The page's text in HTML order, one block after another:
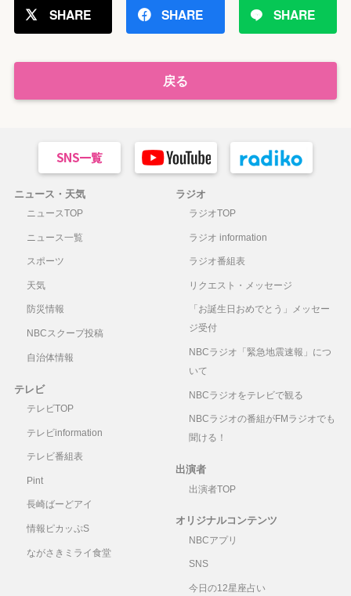
SHARE SHARE SHARE
戻る
ニュース・天気
ニュースTOP
ニュース一覧
スポーツ
天気
防災情報
NBCスクープ投稿
自治体情報
テレビ
テレビTOP
テレビinformation
テレビ番組表
Pint
長崎ばーどアイ
情報ピカッぷS
ながさきミライ食堂
ラジオ
ラジオTOP
ラジオ information
ラジオ番組表
リクエスト・メッセージ
「お誕生日おめでとう」メッセー
ジ受付
NBCラジオ「緊急地震速報」につ
いて
NBCラジオをテレビで観る
NBCラジオの番組がFMラジオでも
聞ける！
出演者
出演者TOP
オリジナルコンテンツ
NBCアプリ
SNS
今日の12星座占い